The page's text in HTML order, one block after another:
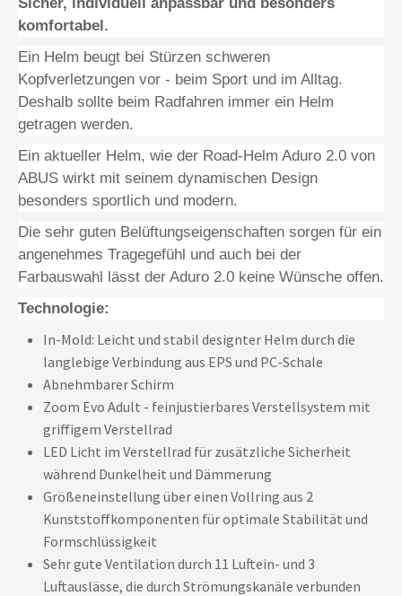
komfortabel.
Ein Helm beugt bei Stürzen schweren
Kopfverletzungen vor - beim Sport und im Alltag.
Deshalb sollte beim Radfahren immer ein Helm
getragen werden.
Ein aktueller Helm, wie der Road-Helm Aduro 2.0 von
ABUS wirkt mit seinem dynamischen Design
besonders sportlich und modern.
Die sehr guten Belüftungseigenschaften sorgen für ein
angenehmes Tragegefühl und auch bei der
Farbauswahl lässt der Aduro 2.0 keine Wünsche offen.
Technologie:
In-Mold: Leicht und stabil designter Helm durch die
langlebige Verbindung aus EPS und PC-Schale
Abnehmbarer Schirm
Zoom Evo Adult - feinjustierbares Verstellsystem mit
griffigem Verstellrad
LED Licht im Verstellrad für zusätzliche Sicherheit
während Dunkelheit und Dämmerung
Größeneinstellung über einen Vollring aus 2
Kunststoffkomponenten für optimale Stabilität und
Formschlüssigkeit
Sehr gute Ventilation durch 11 Luftein- und 3
Luftauslässe, die durch Strömungskanäle verbunden